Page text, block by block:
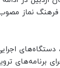
فرهنگ نماز
دستگاه‌های
برنامه‌های